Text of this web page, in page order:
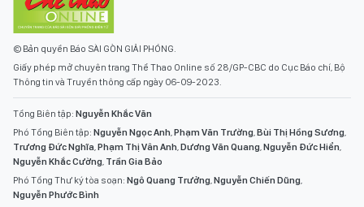
© Bản quyền Báo SÀI GÒN GIẢI PHÓNG.
Giấy phép mở chuyên trang Thể Thao Online số 28/GP-CBC do Cục Báo chí, Bộ
Thông tin và Truyền thông cấp ngày 06-09-2023.
Tổng Biên tập: Nguyễn Khắc Văn
Phó Tổng Biên tập: Nguyễn Ngọc Anh,Phạm Văn Trường,Bùi Thị Hồng Sương,
Trương Đức Nghĩa,Phạm Thị Vân Anh,Dương Văn Quang,Nguyễn Đức Hiển,
Nguyễn Khắc Cường, Trần Gia Bảo
Phó Tổng Thư ký tòa soạn: Ngô Quang Trưởng,Nguyễn Chiến Dũng,
Nguyễn Phước Bình